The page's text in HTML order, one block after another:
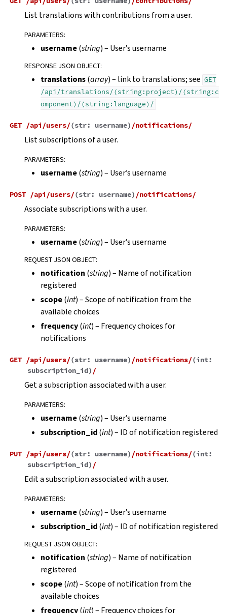
List translations with contributions from a user.
PARAMETERS:
username(string) – User’s username
RESPONSE JSON OBJECT:
translations(array) – link to translations; see GET
/api/translations/(string:project)/(string:c
omponent)/(string:language)/
GET /api/users/(str: username) /notifications/
List subscriptions of a user.
PARAMETERS:
username(string) – User’s username
POST /api/users/(str: username) /notifications/
Associate subscriptions with a user.
PARAMETERS:
username(string) – User’s username
REQUEST JSON OBJECT:
notification (string) – Name of notification
registered
scope(int) – Scope of notification from the
available choices
frequency(int) – Frequency choices for
notifications
GET /api/users/(str: username) /notifications/(int:
subscription_id) /
Get a subscription associated with a user.
PARAMETERS:
username(string) – User’s username
subscription_id(int) – ID of notification registered
PUT /api/users/(str: username) /notifications/(int:
subscription_id) /
Edit a subscription associated with a user.
PARAMETERS:
username(string) – User’s username
subscription_id(int) – ID of notification registered
REQUEST JSON OBJECT:
notification (string) – Name of notification
registered
scope(int) – Scope of notification from the
available choices
frequency(int) – Frequency choices for